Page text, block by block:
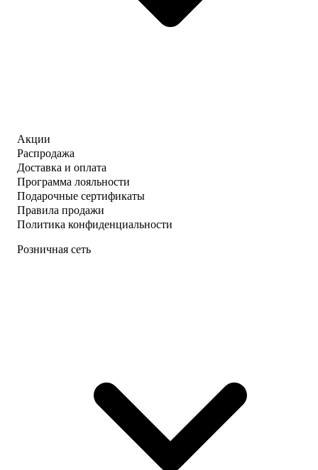
Акции
Распродажа
Доставка и оплата
Программа лояльности
Подарочные сертификаты
Правила продажи
Политика конфиденциальности
Розничная сеть